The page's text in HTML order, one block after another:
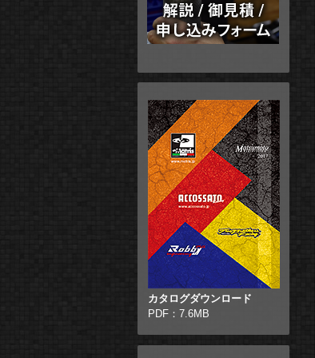
カタログダウンロード
PDF：7.6MB